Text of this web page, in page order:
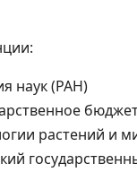
наук (РАН)
растений и